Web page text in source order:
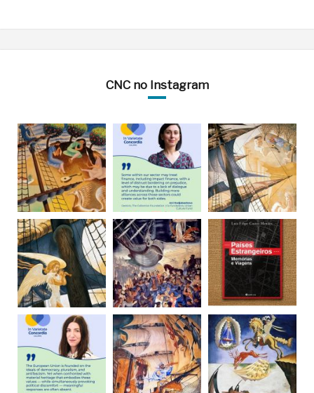
CNC no Instagram